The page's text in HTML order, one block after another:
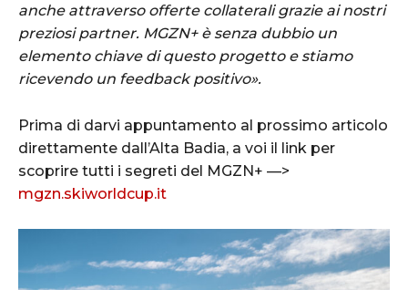
anche attraverso offerte collaterali grazie ai nostri
preziosi partner. MGZN+ è senza dubbio un
elemento chiave di questo progetto e stiamo
ricevendo un feedback positivo».
Prima di darvi appuntamento al prossimo articolo
direttamente dall’Alta Badia, a voi il link per
scoprire tutti i segreti del MGZN+ —>
mgzn.skiworldcup.it